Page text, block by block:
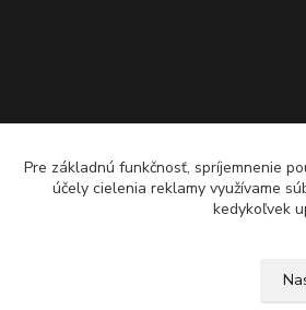
Pre základnú funkčnosť, spríjemnenie
účely cielenia reklamy využívame
kedykoľvek